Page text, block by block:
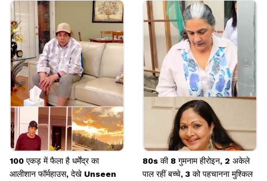
100 एकड़ में फैला है धर्मेंद्र का
आलीशान फॉर्महाउस, देखे Unseen
80s की 8 गुमनाम हीरोइन, 2 अकेले
पाल रहीं बच्चे, 3 को पहचानना मुश्किल